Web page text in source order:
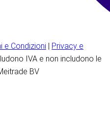
e Condizioni | Privacy e
IVA e non includono le
BV